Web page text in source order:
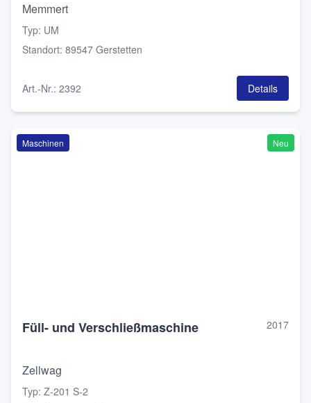
Memmert
Typ: UM
Standort: 89547 Gerstetten
Art.-Nr.: 2392 Details
Maschinen Neu
Füll- und Verschließmaschine 2017
Zellwag
Typ: Z-201 S-2